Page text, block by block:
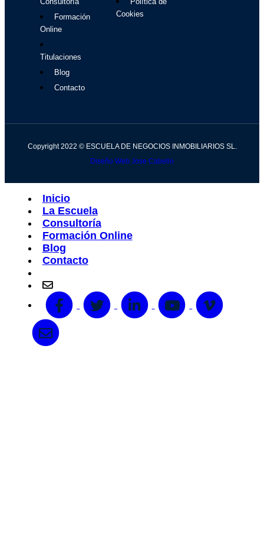
Formación
Online
Titulaciones
Blog
Contacto
Cookies
Copyright 2022 © ESCUELA DE NEGOCIOS INMOBILIARIOS SL.
Diseño Web Jose Cabello
Inicio
La Escuela
Consultoría
Formación Online
Blog
Contacto